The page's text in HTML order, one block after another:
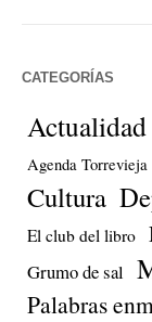
CATEGORÍAS
Actualidad
Agenda Torrevieja
Cultura
El club del libro
Grumo de sal
Palabras